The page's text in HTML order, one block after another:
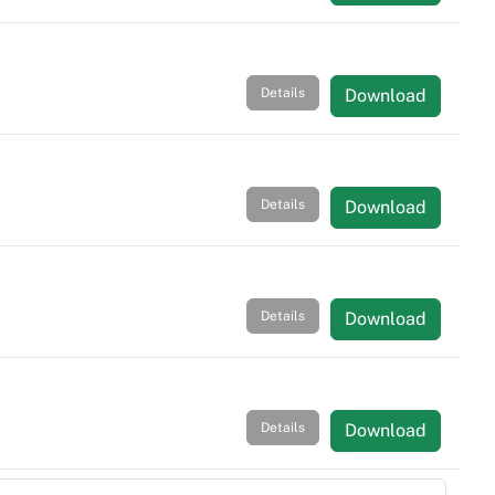
Download
Details
Download
Details
Download
Details
Download
Details